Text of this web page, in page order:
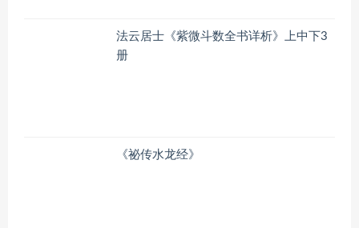
法云居士《紫微斗数全书详析》上中下3
册
《祕传水龙经》